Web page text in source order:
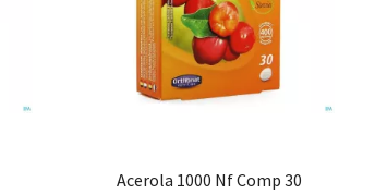
Acerola 1000 Nf Comp 30